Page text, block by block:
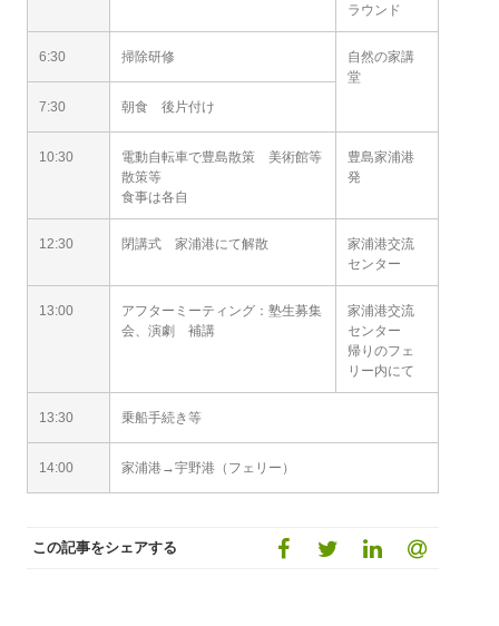
ラウンド
6:30 掃除研修
自然の家講
堂
7:30
朝食 後片付け
10:30
電動自転車で豊島散策 美術館等
散策等
食事は各自
豊島家浦港
発
12:30 閉講式 家浦港にて解散
家浦港交流
センター
13:00
アフターミーティング：塾生募集
会、演劇 補講
家浦港交流
センター
帰りのフェ
リー内にて
13:30 乗船手続き等
14:00 家浦港→宇野港（フェリー）
この記事をシェアする